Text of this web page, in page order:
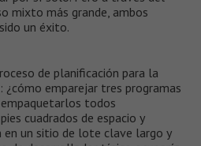
mixto más grande, ambos
un éxito.
de planificación para la
emparejar tres programas
todos
cuadrados de espacio y
en un sitio de lote clave largo y